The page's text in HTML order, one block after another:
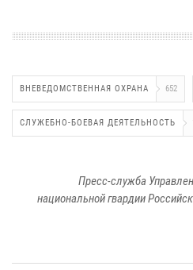
ВНЕВЕДОМСТВЕННАЯ ОХРАНА 652
СЛУЖЕБНО-БОЕВАЯ ДЕЯТЕЛЬНОСТЬ
Пресс-служба
национальной гвардии